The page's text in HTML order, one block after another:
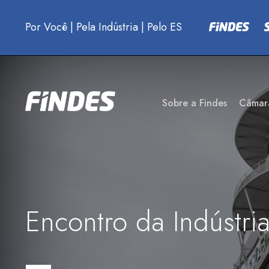
Por Você | Pela Indústria | Pelo ES
Sobre a Findes
Encontro da